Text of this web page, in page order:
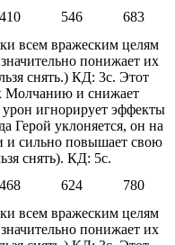
410 546
683
всем вражеским целям
понижает их
снять.) КД: 3с. Этот
Молчанию и снижает
игнорирует эффекты
Герой уклоняется, он на
и сильно повышает свою
снять). КД: 5с.
468 624
780
всем вражеским целям
понижает их